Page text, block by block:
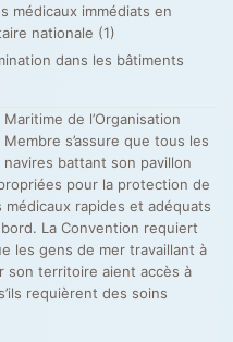
médicaux immédiats en
nationale (1)
dans les bâtiments
de l’Organisation
s’assure que tous les
battant son pavillon
pour la protection de
rapides et adéquats
La Convention requiert
les gens de mer travaillant à
son territoire aient accès à
requièrent des soins